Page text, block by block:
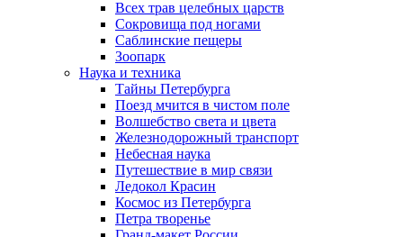
Всех трав целебных царств
Сокровища под ногами
Саблинские пещеры
Зоопарк
Наука и техника
Тайны Петербурга
Поезд мчится в чистом поле
Волшебство света и цвета
Железнодорожный транспорт
Небесная наука
Путешествие в мир связи
Ледокол Красин
Космос из Петербурга
Петра творенье